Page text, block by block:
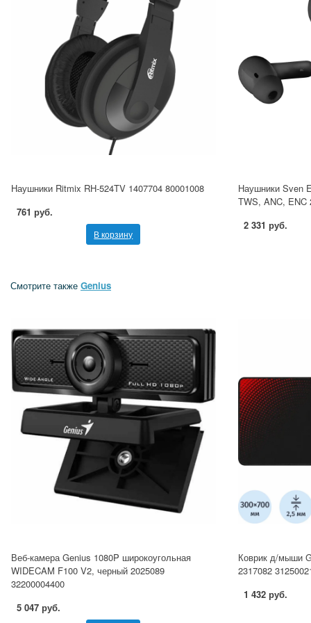
Наушники Ritmix RH-524TV 1407704 80001008
761 руб.
В корзину
Наушники Sven
TWS, ANC, ENC
2 331 руб.
Смотрите также Genius
Веб-камера Genius 1080P широкоугольная
WIDECAM F100 V2, черный 2025089
32200004400
5 047 руб.
Коврик д/мыши
2317082
1 432 руб.